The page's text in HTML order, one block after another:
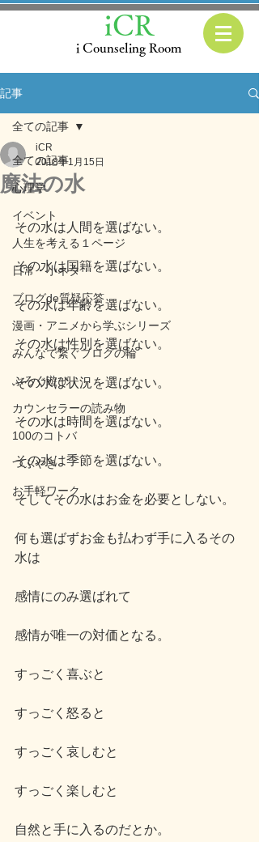
i Counseling Room
iCR
記事
全ての記事
心理学
イベント
人生を考える１ページ
日常・小ネタ
ブログde質疑応答
漫画・アニメから学ぶシリーズ
みんなで繋ぐブログの輪
ぶろぐ遊び
カウンセラーの読み物
100のコトバ
つぶやき
お手軽ワーク
全ての記事
魔法の水
iCR
2018年1月15日
その水は人間を選ばない。
その水は国籍を選ばない。
その水は年齢を選ばない。
その水は性別を選ばない。
その水は状況を選ばない。
その水は時間を選ばない。
その水は季節を選ばない。
そしてその水はお金を必要としない。
何も選ばずお金も払わず手に入るその
水は
感情にのみ選ばれて
感情が唯一の対価となる。
すっごく喜ぶと
すっごく怒ると
すっごく哀しむと
すっごく楽しむと
自然と手に入るのだとか。